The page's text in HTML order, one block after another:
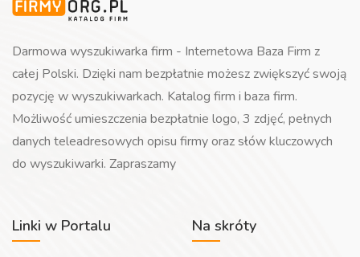
Darmowa wyszukiwarka firm - Internetowa Baza Firm z
całej Polski. Dzięki nam bezpłatnie możesz zwiększyć swoją
pozycję w wyszukiwarkach. Katalog firm i baza firm.
Możliwość umieszczenia bezpłatnie logo, 3 zdjęć, pełnych
danych teleadresowych opisu firmy oraz słów kluczowych
do wyszukiwarki. Zapraszamy
Linki w Portalu Na skróty